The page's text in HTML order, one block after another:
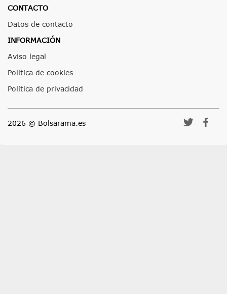
CONTACTO
Datos de contacto
INFORMACIÓN
Aviso legal
Política de cookies
Política de privacidad
2026 © Bolsarama.es